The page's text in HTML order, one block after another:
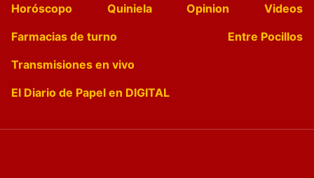
Horóscopo
Quiniela Opinion
Videos
Farmacias de turno
Entre Pocillos
Transmisiones en vivo
El Diario de Papel en DIGITAL